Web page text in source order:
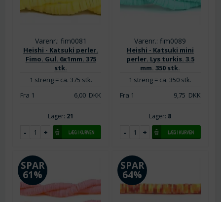
Varenr.: fim0081
Heishi - Katsuki perler.
Fimo. Gul. 6x1mm. 375
stk.
1 streng = ca. 375 stk.
Fra 1
6,00DKK
Lager: 21
Varenr.: fim0089
Heishi - Katsuki mini
perler. Lys turkis. 3.5
mm. 350 stk.
1 streng = ca. 350 stk.
Fra 1
9,75 DKK
Lager: 8
SPAR
61%
SPAR
64%